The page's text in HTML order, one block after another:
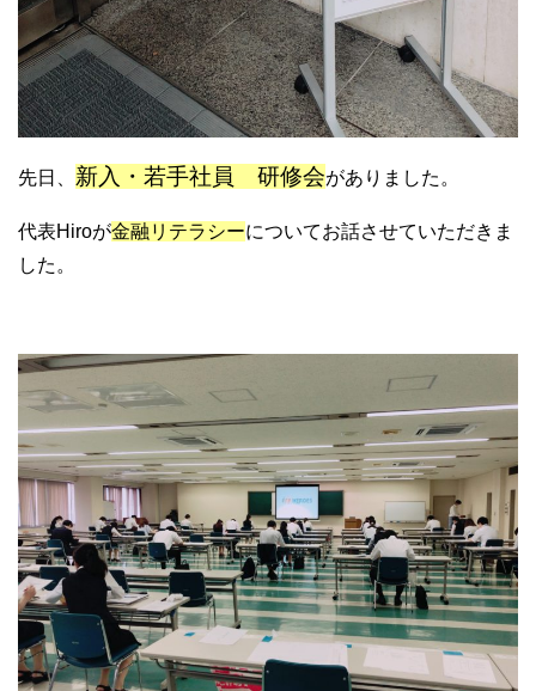
先日、 新入・若手社員 研修会がありました。
代表Hiroが金融リテラシーについてお話させていただきま
した。